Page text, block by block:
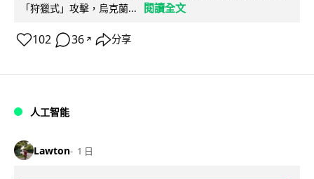
「狩獵式」攻擊，烏克蘭...
閱讀全文
102 36 ↗ 分享
人工智能
Lawton 1 日